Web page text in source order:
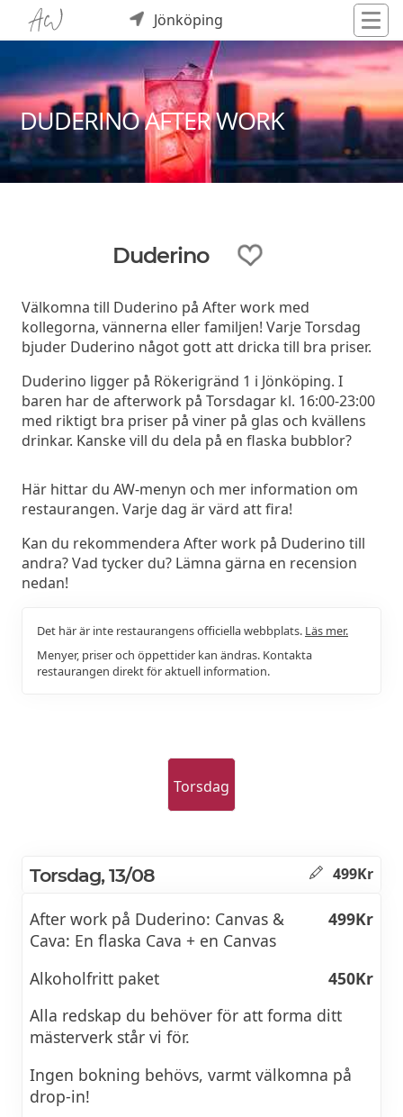
Jönköping
DUDERINO AFTER WORK
Duderino
Välkomna till Duderino på After work med
kollegorna, vännerna eller familjen! Varje Torsdag
bjuder Duderino något gott att dricka till bra priser.
Duderino ligger på Rökerigränd 1 i Jönköping. I
baren har de afterwork på Torsdagar kl. 16:00-23:00
med riktigt bra priser på viner på glas och kvällens
drinkar. Kanske vill du dela på en flaska bubblor?
Här hittar du AW-menyn och mer information om
restaurangen. Varje dag är värd att fira!
Kan du rekommendera After work på Duderino till
andra? Vad tycker du? Lämna gärna en recension
nedan!
Det här är inte restaurangens officiella webbplats. Läs mer.
Menyer, priser och öppettider kan ändras. Kontakta
restaurangen direkt för aktuell information.
Torsdag
Torsdag, 13/08 499Kr
After work på Duderino: Canvas &
Cava: En flaska Cava + en Canvas
499Kr
Alkoholfritt paket
450Kr
Alla redskap du behöver för att forma ditt
mästerverk står vi för.
Ingen bokning behövs, varmt välkomna på
drop-in!